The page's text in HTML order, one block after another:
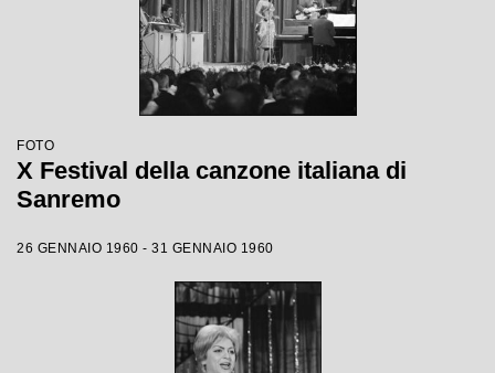
FOTO
X Festival della canzone italiana di
Sanremo
26 GENNAIO 1960 - 31 GENNAIO 1960